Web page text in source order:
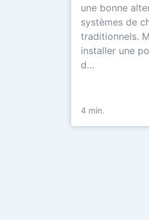
une bonne
systèmes de
traditionnels.
installer une
d…
4 min.